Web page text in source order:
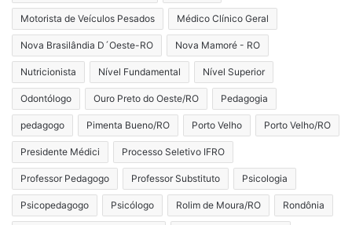
Motorista de Veículos Pesados Médico Clínico Geral
Nova Brasilândia D´Oeste-RO Nova Mamoré - RO
Nutricionista Nível Fundamental Nível Superior
Odontólogo Ouro Preto do Oeste/RO Pedagogia
pedagogo Pimenta Bueno/RO Porto Velho Porto Velho/RO
Presidente Médici Processo Seletivo IFRO
Professor Pedagogo Professor Substituto Psicologia
Psicopedagogo Psicólogo Rolim de Moura/RO Rondônia